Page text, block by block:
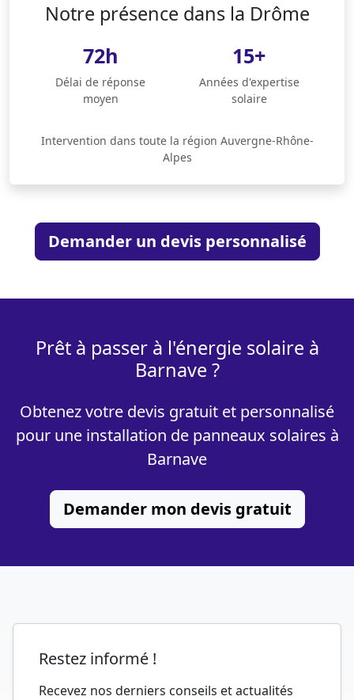
Notre présence dans la Drôme
72h
Délai de réponse
moyen
15+
Années d'expertise
solaire
Intervention dans toute la région Auvergne-Rhône-
Alpes
Demander un devis personnalisé
Prêt à passer à l'énergie solaire à
Barnave ?
Obtenez votre devis gratuit et personnalisé
pour une installation de panneaux solaires à
Barnave
Demander mon devis gratuit
Restez informé !
Recevez nos derniers conseils et actualités